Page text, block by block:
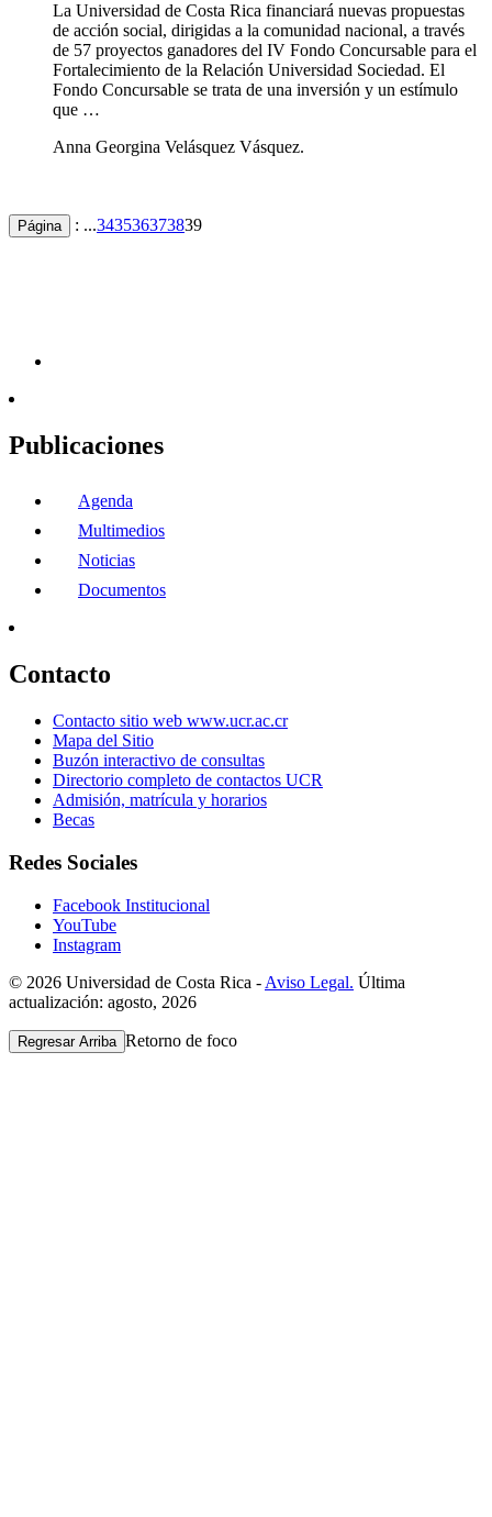
La Universidad de Costa Rica financiará nuevas propuestas
de acción social, dirigidas a la comunidad nacional, a través
de 57 proyectos ganadores del IV Fondo Concursable para el
Fortalecimiento de la Relación Universidad Sociedad. El
Fondo Concursable se trata de una inversión y un estímulo
que …
Anna Georgina Velásquez Vásquez.
Página : ...343536373839
Publicaciones
Agenda
Multimedios
Noticias
Documentos
Contacto
Contacto sitio web www.ucr.ac.cr
Mapa del Sitio
Buzón interactivo de consultas
Directorio completo de contactos UCR
Admisión, matrícula y horarios
Becas
Redes Sociales
Facebook Institucional
YouTube
Instagram
© 2026 Universidad de Costa Rica - Aviso Legal. Última
actualización: agosto, 2026
Regresar Arriba Retorno de foco